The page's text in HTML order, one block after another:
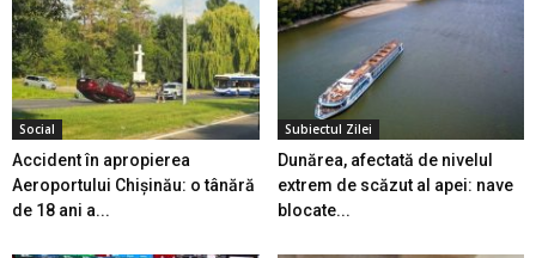
Social
Accident în apropierea
Aeroportului Chișinău: o tânără
de 18 ani a...
Subiectul Zilei
Dunărea, afectată de nivelul
extrem de scăzut al apei: nave
blocate...